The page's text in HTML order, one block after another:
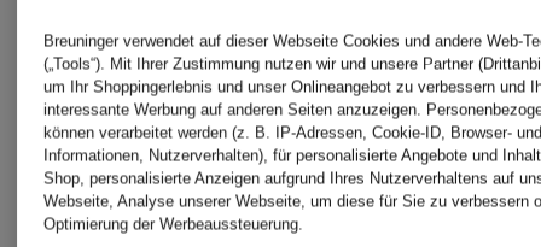
Ihnen mit dem
richtigen Outfit für
jede Gelegenheit
Breuninger verwendet auf dieser Webseite Cookies und andere Web-
(„Tools“). Mit Ihrer Zustimmung nutzen wir und unsere Partner
um Ihr Shoppingerlebnis und unser Onlineangebot zu verbessern und
interessante Werbung auf anderen Seiten anzuzeigen.
können verarbeitet werden (z. B. IP-Adressen, Cookie-ID, Browser-
Informationen, Nutzerverhalten), für personalisierte Angebote und
Shop, personalisierte Anzeigen aufgrund Ihres Nutzerverhaltens auf
Webseite, Analyse unserer Webseite, um diese für Sie zu verbessern
Optimierung der Werbeaussteuerung.